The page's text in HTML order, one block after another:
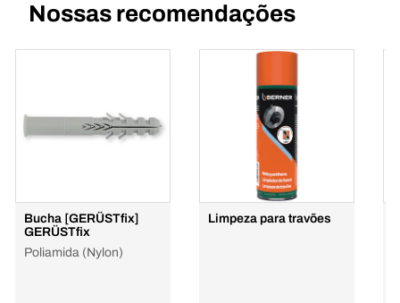
Nossas recomendações
Bucha [GERÜSTfix]
GERÜSTfix
Poliamida (Nylon)
Limpeza para travões